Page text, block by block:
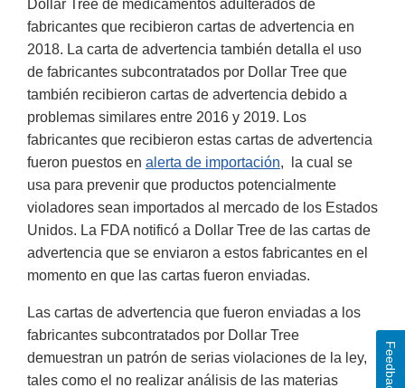
Dollar Tree de medicamentos adulterados de
fabricantes que recibieron cartas de advertencia en
2018. La carta de advertencia también detalla el uso
de fabricantes subcontratados por Dollar Tree que
también recibieron cartas de advertencia debido a
problemas similares entre 2016 y 2019. Los
fabricantes que recibieron estas cartas de advertencia
fueron puestos en alerta de importación, la cual se
usa para prevenir que productos potencialmente
violadores sean importados al mercado de los Estados
Unidos. La FDA notificó a Dollar Tree de las cartas de
advertencia que se enviaron a estos fabricantes en el
momento en que las cartas fueron enviadas.
Las cartas de advertencia que fueron enviadas a los
fabricantes subcontratados por Dollar Tree
demuestran un patrón de serias violaciones de la ley,
tales como el no realizar análisis de las materias
Feedback